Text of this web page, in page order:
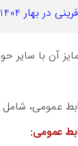
در بهار 1404
آن با سایر
عمومی، شامل
عمومی: